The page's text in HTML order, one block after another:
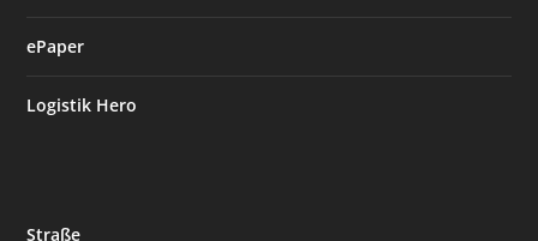
ePaper
Logistik Hero
Straße